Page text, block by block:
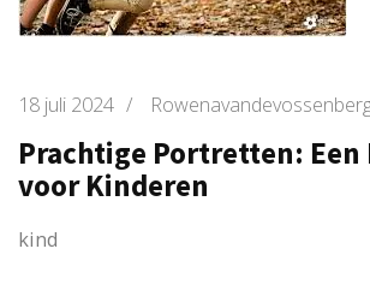
18 juli 2024 /
Prachtige Portretten: Een
voor Kinderen
kind